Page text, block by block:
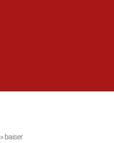
»baiser